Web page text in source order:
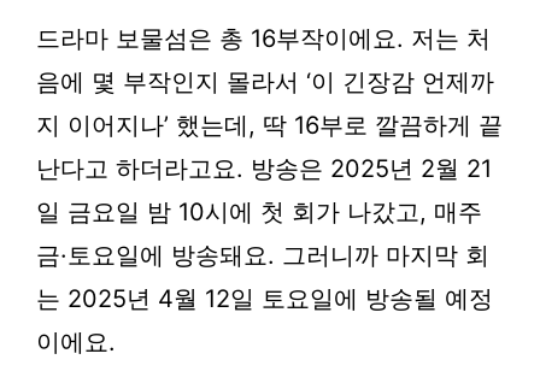
드라마 보물섬은 총 16부작이에요. 저는 처
음에 몇 부작인지 몰라서 ‘이 긴장감 언제까
지 이어지나’ 했는데, 딱 16부로 깔끔하게 끝
난다고 하더라고요. 방송은 2025년 2월 21
일 금요일 밤 10시에 첫 회가 나갔고, 매주
금·토요일에 방송돼요. 그러니까 마지막 회
는 2025년 4월 12일 토요일에 방송될 예정
이에요.